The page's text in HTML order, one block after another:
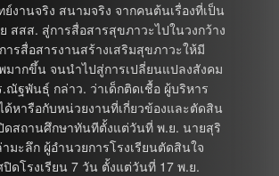
งานจริง สนามจริง จากคนต้นเรื่องที่เป็น
สสส. สู่การสื่อสารสุขภาวะไปในวงกว้าง
ารสื่อสารงานสร้างเสริมสุขภาวะให้มี
มากขึ้น จนนำไปสู่การเปลี่ยนแปลงสังคม
.ณัฐพันธุ์ กล่าว. ว่าเด็กติดเชื้อ ผู้บริหาร
ด้หารือกับหน่วยงานที่เกี่ยวข้องและตัดสิน
ดสถานศึกษาทันทีตั้งแต่วันที่ พ.ย. นายสุริ
มะลึก ผู้อำนวยการโรงเรียนตัดสินใจ
ดโรงเรียน 7 วัน ตั้งแต่วันที่ 17 พ.ย.